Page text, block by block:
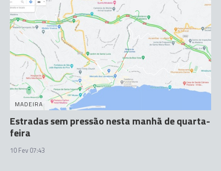
MADEIRA
Estradas sem pressão nesta manhã de quarta-
feira
10 Fev 07:43